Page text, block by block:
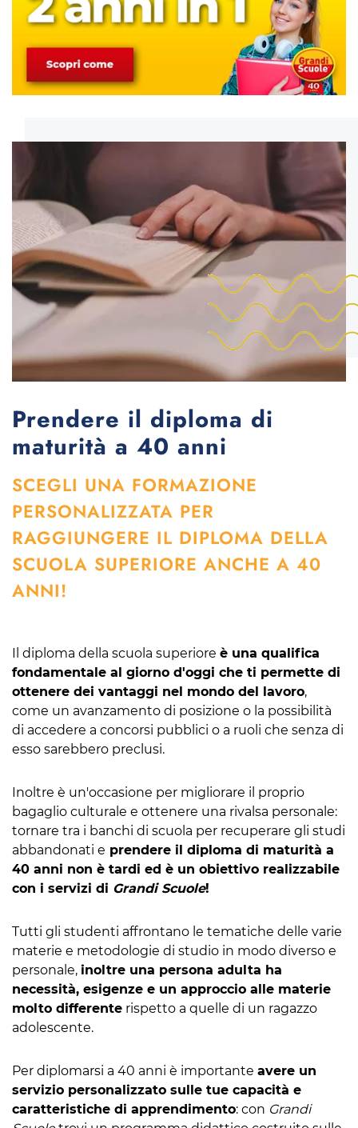
Prendere il diploma di
maturità a 40 anni
SCEGLI UNA FORMAZIONE
PERSONALIZZATA PER
RAGGIUNGERE IL DIPLOMA DELLA
SCUOLA SUPERIORE ANCHE A 40
ANNI!
Il diploma della scuola superiore è una qualifica
fondamentale al giorno d'oggi che ti permette di
ottenere dei vantaggi nel mondo del lavoro,
come un avanzamento di posizione o la possibilità
di accedere a concorsi pubblici o a ruoli che senza di
esso sarebbero preclusi.
Inoltre è un'occasione per migliorare il proprio
bagaglio culturale e ottenere una rivalsa personale:
tornare tra i banchi di scuola per recuperare gli studi
abbandonati e prendere il diploma di maturità a
40 anni non è tardi ed è un obiettivo realizzabile
con i servizi di Grandi Scuole!
Tutti gli studenti affrontano le tematiche delle varie
materie e metodologie di studio in modo diverso e
personale, inoltre una persona adulta ha
necessità, esigenze e un approccio alle materie
molto differente rispetto a quelle di un ragazzo
adolescente.
Per diplomarsi a 40 anni è importante avere un
servizio personalizzato sulle tue capacità e
caratteristiche di apprendimento: con Grandi